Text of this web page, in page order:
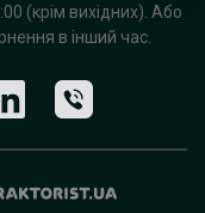
(крім вихідних). Або
в інший час.